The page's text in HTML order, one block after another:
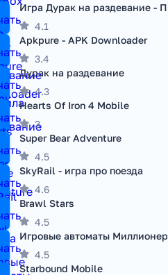
4.1
Apkpure - APK Downloader
3.4
Дурак на раздевание
4.3
Hearts Of Iron 4 Mobile
3
Super Bear Adventure
4.5
SkyRail - игра про поезда
4.6
Brawl Stars
4.5
Игровые автоматы Миллионер
4.5
Starbound Mobile